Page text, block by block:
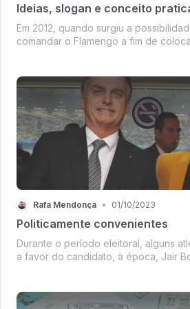
Ideias, slogan e conceito
Em 2012, quando surgiu a
comandar o Flamengo a fim de
haveria melhoria a...
Rafa Mendonça • 01/10/2023
Politicamente convenientes
Durante o período eleitoral, alguns
a favor do candidato, à época, Jair
mesmas pessoas não se man...